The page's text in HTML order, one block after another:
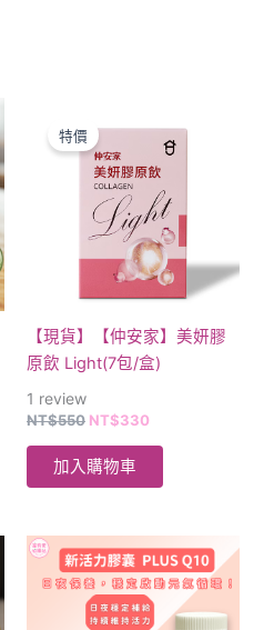
特價
【現貨】【仲安家】美妍膠
原飲 Light(7包/盒)
1 review
NT$550
始
價
格：
NT$550。
NT$330
前
格：
NT$330。
加入購物車